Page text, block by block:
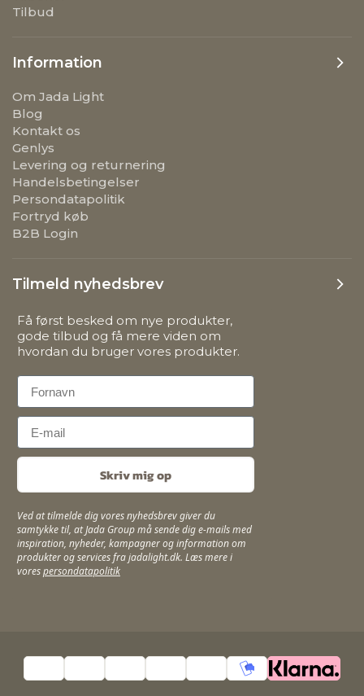
Tilbud
Information
Om Jada Light
Blog
Kontakt os
Genlys
Levering og returnering
Handelsbetingelser
Persondatapolitik
Fortryd køb
B2B Login
Tilmeld nyhedsbrev
Få først besked om nye produkter,
gode tilbud og få mere viden om
hvordan du bruger vores produkter.
First Name
Email
Skriv mig op
Ved at tilmelde dig vores nyhedsbrev giver du
samtykke til, at Jada Group må sende dig e-mails med
inspiration, nyheder, kampagner og information om
produkter og services fra jadalight.dk. Læs mere i
vorespersondatapolitik